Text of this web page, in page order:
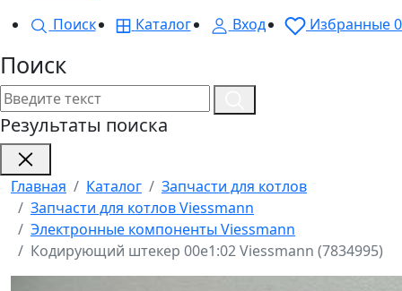
Поиск
Каталог Вход Избранные0
Поиск
Результаты поиска
Главная Каталог
Запчасти для котлов
Запчасти для котлов Viessmann
Электронные компоненты Viessmann
Кодирующий штекер 00e1:02 Viessmann (7834995)